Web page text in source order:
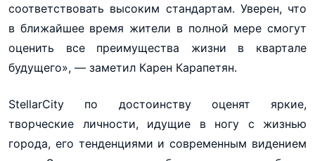
соответствовать высоким стандартам. Уверен, что
в ближайшее время жители в полной мере смогут
оценить все преимущества жизни в квартале
будущего», — заметил Карен Карапетян.
StellarCity по достоинству оценят яркие,
творческие личности, идущие в ногу с жизнью
города, его тенденциями и современным видением